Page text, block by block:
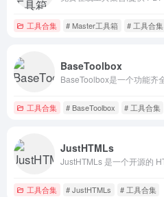
工具合集 # Master工具箱 # 工具合集
BaseToolbox
工具合集 # BaseToolbox # 工具合集
JustHTMLs
工具合集 # JustHTMLs # 工具合集